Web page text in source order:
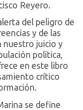
Reyero.
del peligro de
y de las
nuestro juicio y
política,
en este libro
crítico
se define